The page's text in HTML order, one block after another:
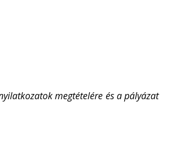
megtételére és a pályázat